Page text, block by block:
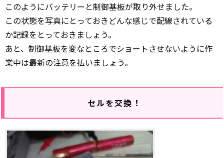
このようにバッテリーと制御基板が取り外せました。
この状態を写真にとっておきどんな感じで配線されている
か記録をとっておきましょう。
あと、制御基板を変なところでショートさせないように作
業中は最新の注意を払いましょう。
セルを交換！